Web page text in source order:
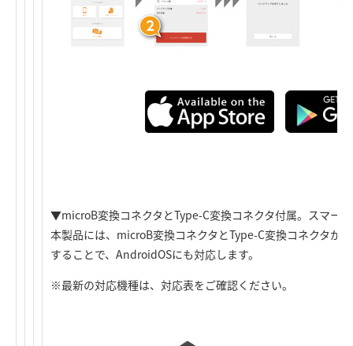
▼microB変換コネクタとType-C変換コネクタ付属。スマー
本製品には、microB変換コネクタとType-C変換コネクタが
することで、AndroidOSにも対応します。
※最新の対応機種は、対応表をご確認ください。